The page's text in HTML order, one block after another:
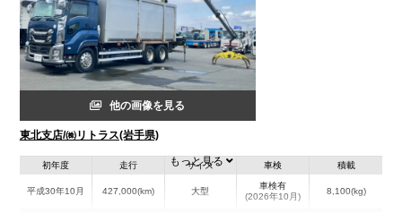
他の画像を見る
東北支店/㈱リトラス(岩手県)
初年度
平成30年10月
走行
427,000(km)
サイズ
大型
車検
車検有
(2026年10月)
積載
8,100(kg)
もっと見る